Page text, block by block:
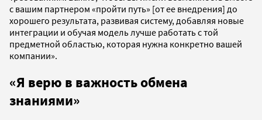
с вашим партнером «пройти путь» [от ее внедрения] до
хорошего результата, развивая систему, добавляя новые
интеграции и обучая модель лучше работать с той
предметной областью, которая нужна конкретно вашей
компании».
«Я верю в важность обмена
знаниями»